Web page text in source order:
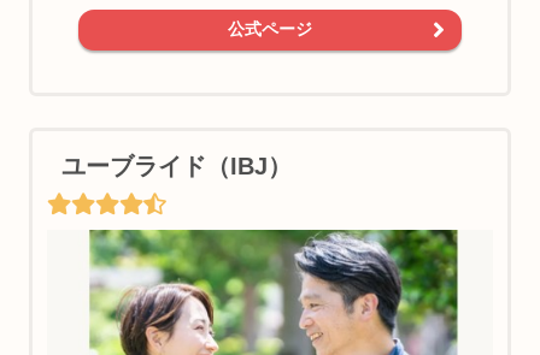
公式ページ
ユーブライド（IBJ）